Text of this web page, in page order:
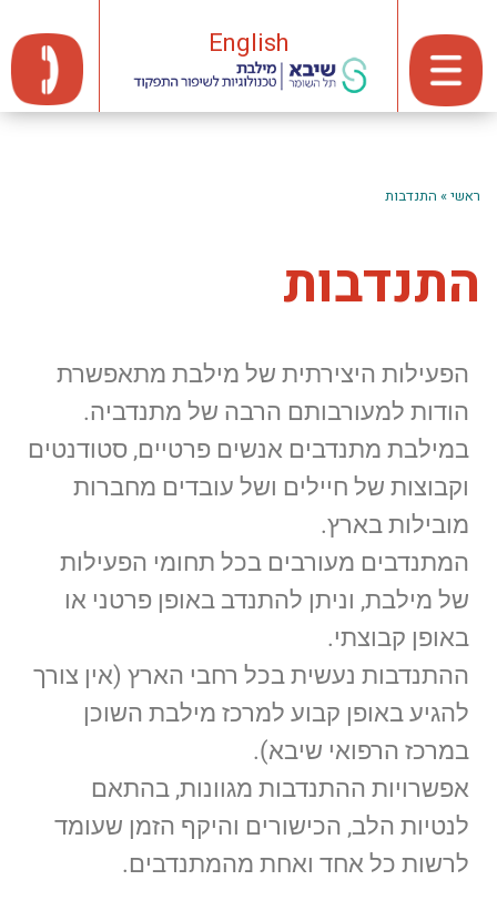
English
ראשי» התנדבות
התנדבות
הפעילות היצירתית של מילבת מתאפשרת
הודות למעורבותם הרבה של מתנדביה.
במילבת מתנדבים אנשים פרטיים, סטודנטים
וקבוצות של חיילים ושל עובדים מחברות
מובילות בארץ.
המתנדבים מעורבים בכל תחומי הפעילות
של מילבת, וניתן להתנדב באופן פרטני או
באופן קבוצתי.
ההתנדבות נעשית בכל רחבי הארץ (אין צורך
להגיע באופן קבוע למרכז מילבת השוכן
במרכז הרפואי שיבא).
אפשרויות ההתנדבות מגוונות, בהתאם
לנטיות הלב, הכישורים והיקף הזמן שעומד
לרשות כל אחד ואחת מהמתנדבים.